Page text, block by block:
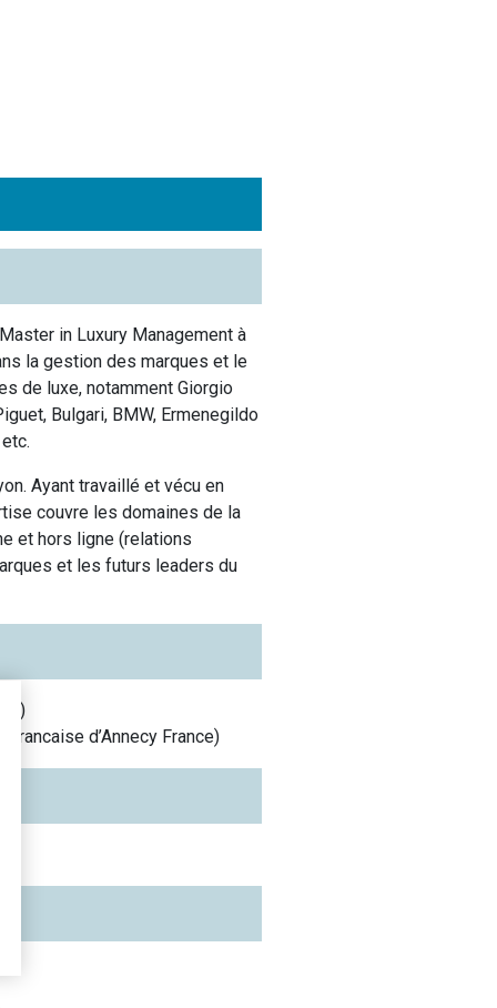
in Luxury Management à
la gestion des marques et le
de luxe, notamment Giorgio
Bulgari, BMW, Ermenegildo
Ayant travaillé et vécu en
couvre les domaines de la
et hors ligne (relations
et les futurs leaders du
)
d’Annecy France)